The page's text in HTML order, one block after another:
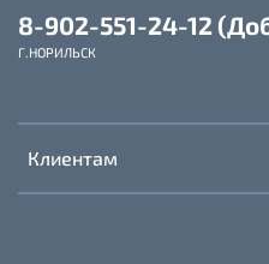
и мясные субпродукты,
продукты его
Пищевая ценность на
Клиентам
8-902-551-24-12
Г.НОРИЛЬСК